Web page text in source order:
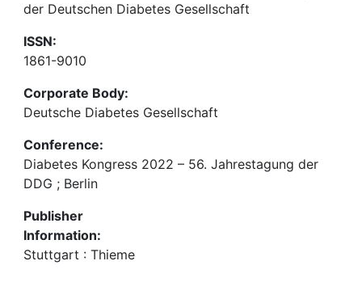
der Deutschen Diabetes Gesellschaft
ISSN:
1861-9010
Corporate Body:
Deutsche Diabetes Gesellschaft
Conference:
Diabetes Kongress 2022 – 56. Jahrestagung der
DDG ; Berlin
Publisher
Information:
Stuttgart : Thieme